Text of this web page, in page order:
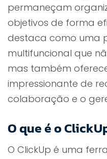
permaneçam
objetivos de forma
destaca como uma
multifuncional que
mas também
impressionante de
colaboração e o
O que é o
O ClickUp é uma